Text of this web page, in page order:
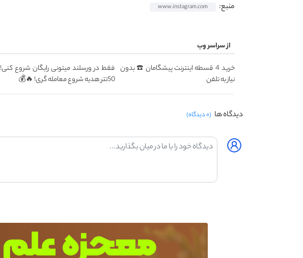
منبع: www.instagram.com
از سراسر وب
خرید 4 قسطه اینترنت پیشگامان ☎️ بدون
نیاز به تلفن
فقط در ورسلند میتونی رایگان شروع کنی!
50تتر هدیه شروع معامله گری! 🔥💰
دیدگاه ها (۰ دیدگاه)